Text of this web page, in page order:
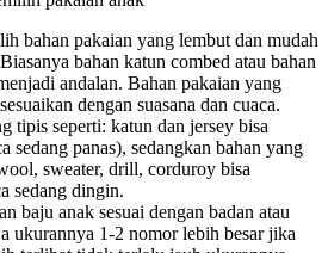
bahan pakaian yang lembut dan mudah
bahan katun combed atau bahan
andalan. Bahan pakaian yang
dengan suasana dan cuaca.
tipis seperti: katun dan jersey bisa
sedang panas), sedangkan bahan yang
sweater, drill, corduroy bisa
sedang dingin.
baju anak sesuai dengan badan atau
ukurannya 1-2 nomor lebih besar jika